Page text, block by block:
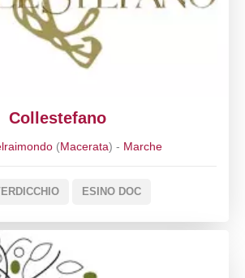
Collestefano
(Macerata) - Marche
ESINO DOC